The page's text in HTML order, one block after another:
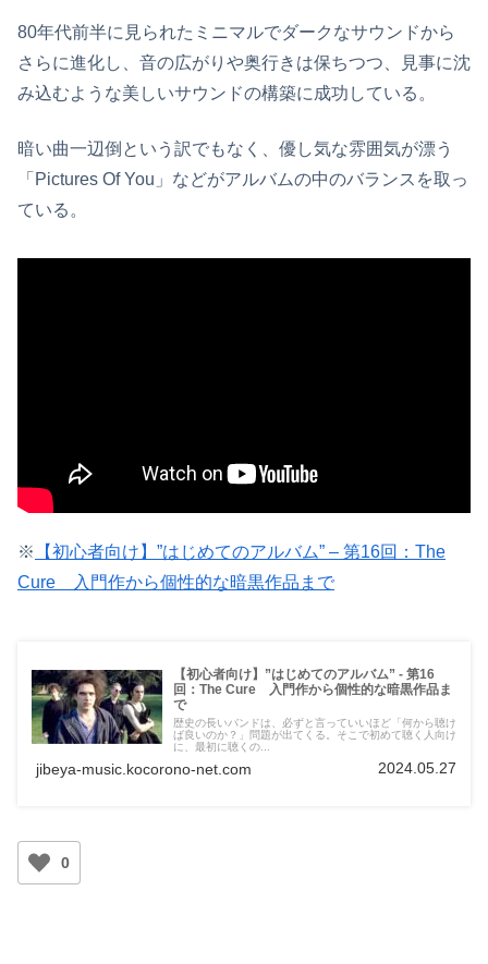
80年代前半に見られたミニマルでダークなサウンドから
さらに進化し、音の広がりや奥行きは保ちつつ、見事に沈
み込むような美しいサウンドの構築に成功している。
暗い曲一辺倒という訳でもなく、優し気な雰囲気が漂う
「Pictures Of You」などがアルバムの中のバランスを取っ
ている。
※
【初心者向け】”はじめてのアルバム” – 第16回：The
Cure 入門作から個性的な暗黒作品まで
【初心者向け】”はじめてのアルバム” - 第16
回：The Cure 入門作から個性的な暗黒作品ま
で
歴史の長いバンドは、必ずと言っていいほど「何から聴け
ば良いのか？」問題が出てくる。そこで初めて聴く人向け
に、最初に聴くの...
jibeya-music.kocorono-net.com 2024.05.27
0